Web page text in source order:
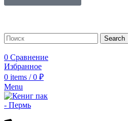
Search
0 Сравнение
Избранное
0 items / 0 ₽
Menu